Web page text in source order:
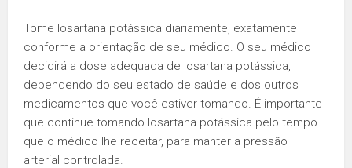
Tome losartana potássica diariamente, exatamente
conforme a orientação de seu médico. O seu médico
decidirá a dose adequada de losartana potássica,
dependendo do seu estado de saúde e dos outros
medicamentos que você estiver tomando. É importante
que continue tomando losartana potássica pelo tempo
que o médico lhe receitar, para manter a pressão
arterial controlada.